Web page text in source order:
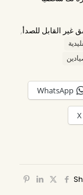
القابل للصدأ,
WhatsApp
X